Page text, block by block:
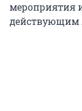
мероприятия
действующим